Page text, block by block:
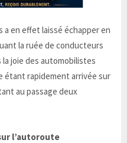
en effet laissé échapper en
la ruée de conducteurs
la joie des automobilistes
étant rapidement arrivée sur
au passage deux
l’autoroute